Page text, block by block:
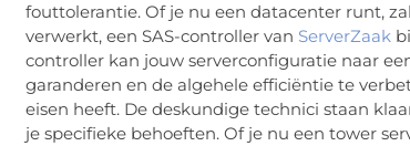
fouttolerantie. Of je nu een datacenter runt,
verwerkt, een SAS-controller van ServerZaak
controller kan jouw serverconfiguratie naar
garanderen en de algehele efficiëntie te
eisen heeft. De deskundige technici staan
je specifieke behoeften. Of je nu een tower